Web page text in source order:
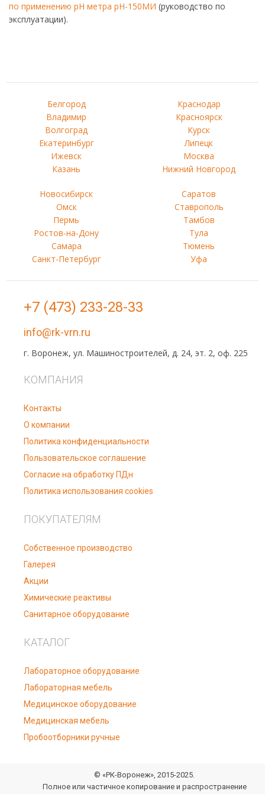
по применению pH метра pH-150МИ (руководство по
эксплуатации).
Белгород
Владимир
Волгоград
Екатеринбург
Ижевск
Казань
Краснодар
Красноярск
Курск
Липецк
Москва
Нижний Новгород
Новосибирск
Омск
Пермь
Ростов-на-Дону
Самара
Санкт-Петербург
Саратов
Ставрополь
Тамбов
Тула
Тюмень
Уфа
+7 (473) 233-28-33
info@rk-vrn.ru
г. Воронеж, ул. Машиностроителей, д. 24, эт. 2, оф. 225
КОМПАНИЯ
Контакты
О компании
Политика конфиденциальности
Пользовательское соглашение
Согласие на обработку ПДн
Политика использования cookies
ПОКУПАТЕЛЯМ
Собственное производство
Галерея
Акции
Химические реактивы
Санитарное оборудование
КАТАЛОГ
Лабораторное оборудование
Лабораторная мебель
Медицинское оборудование
Медицинская мебель
Пробоотборники ручные
© «РК-Воронеж», 2015-2025.
Полное или частичное копирование и распространение